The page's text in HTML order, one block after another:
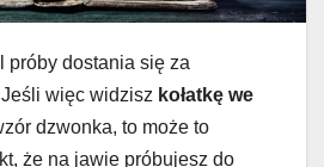
próby dostania się za
więc widzisz kołatkę we
dzwonka, to może to
że na jawie próbujesz do